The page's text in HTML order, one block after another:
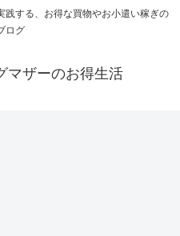
践する、お得な買物やお小遣い稼ぎの
ログ
マザーのお得生活